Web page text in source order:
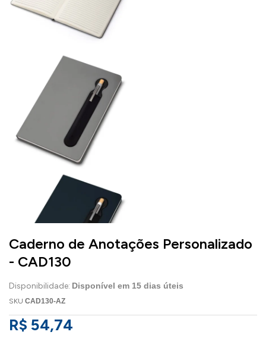
Caderno de Anotações Personalizado
- CAD130
Disponibilidade: Disponível em 15 dias úteis
SKU CAD130-AZ
R$ 54,74